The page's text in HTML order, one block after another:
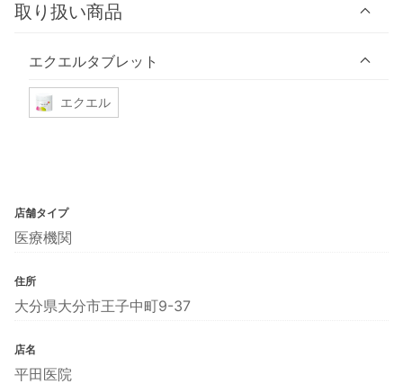
取り扱い商品
エクエルタブレット
エクエル
店舗タイプ
医療機関
住所
大分県大分市王子中町9-37
店名
平田医院